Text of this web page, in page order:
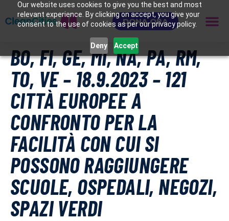
Our website uses cookies to give you the best and most
relevant experience. By clicking on accept, you give your
consent to the use of cookies as per our privacy policy.
Deny Accept
DONA ORA
BO, FI, GE, MI, NA, PA, RM,
TO, VE – 18.9.2023 – 121
CITTÀ EUROPEE A
CONFRONTO PER LA
FACILITÀ CON CUI SI
POSSONO RAGGIUNGERE
SCUOLE, OSPEDALI, NEGOZI,
SPAZI VERDI